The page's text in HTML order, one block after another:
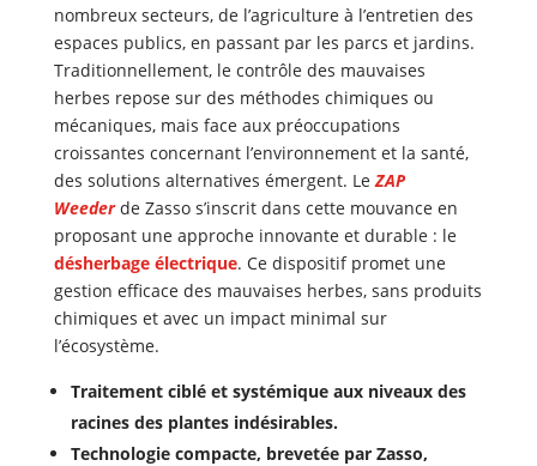
nombreux secteurs, de l’agriculture à l’entretien des
espaces publics, en passant par les parcs et jardins.
Traditionnellement, le contrôle des mauvaises
herbes repose sur des méthodes chimiques ou
mécaniques, mais face aux préoccupations
croissantes concernant l’environnement et la santé,
des solutions alternatives émergent. Le ZAP
Weeder de Zasso s’inscrit dans cette mouvance en
proposant une approche innovante et durable : le
désherbage électrique. Ce dispositif promet une
gestion efficace des mauvaises herbes, sans produits
chimiques et avec un impact minimal sur
l’écosystème.
Traitement ciblé et systémique aux niveaux des
racines des plantes indésirables.
Technologie compacte, brevetée par Zasso,